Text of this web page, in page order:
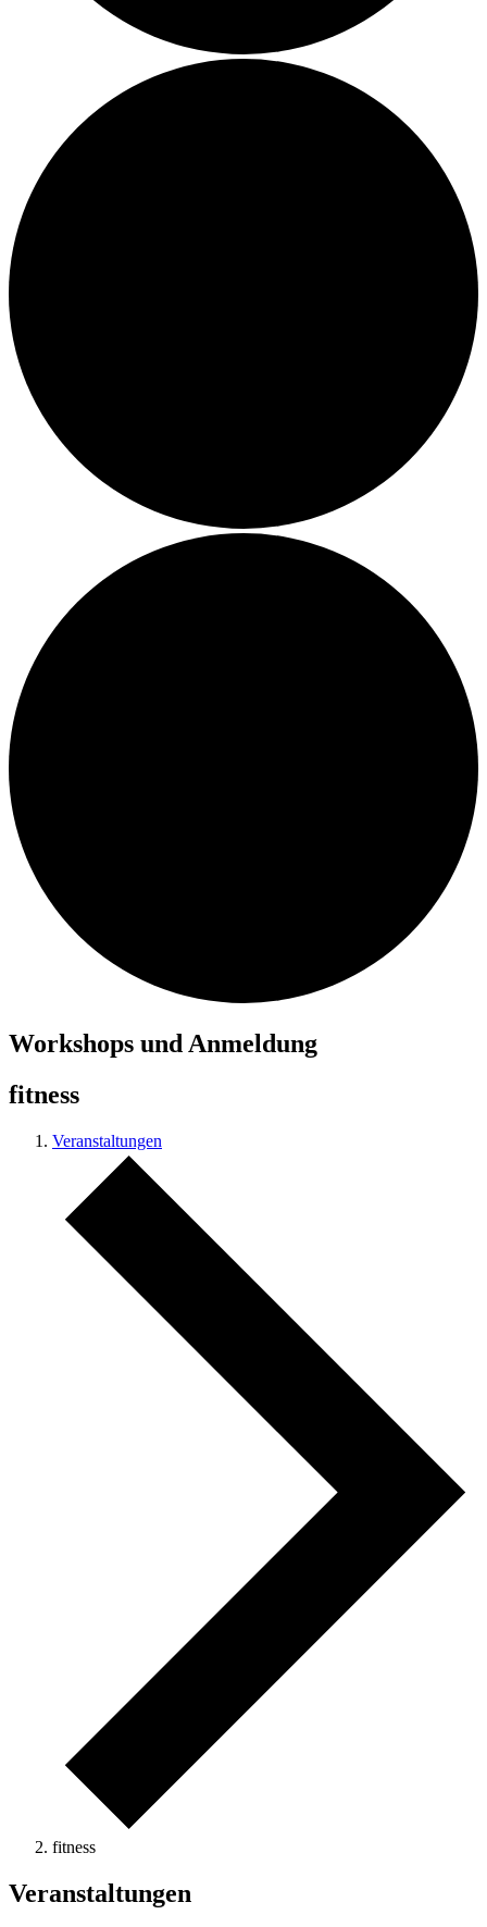
Workshops und Anmeldung
fitness
Veranstaltungen
fitness
Veranstaltungen